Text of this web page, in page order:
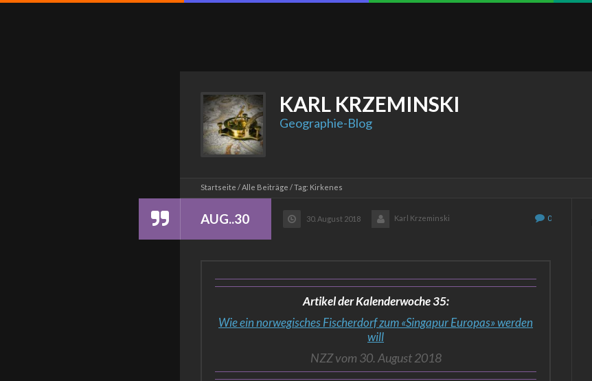
KARL KRZEMINSKI
Geographie-Blog
Startseite Alle Beiträge Tag: Kirkenes
AUG..30 30. August 2018 0
Karl Krzeminski
Artikel der Kalenderwoche 35:
Wie ein norwegisches Fischerdorf zum «Singapur Europas» werden
will
NZZ vom 30. August 2018